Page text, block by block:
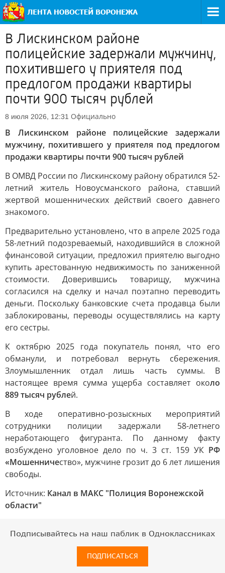
В Лискинском районе
полицейские задержали мужчину,
похитившего у приятеля под
предлогом продажи квартиры
почти 900 тысяч рублей
8 июля 2026, 12:31 Официально
В Лискинском районе полицейские задержали
мужчину, похитившего у приятеля под предлогом
продажи квартиры почти 900 тысяч рублей
В ОМВД России по Лискинскому району обратился 52-
летний житель Новоусманского района, ставший
жертвой мошеннических действий своего давнего
знакомого.
Предварительно установлено, что в апреле 2025 года
58-летний подозреваемый, находившийся в сложной
финансовой ситуации, предложил приятелю выгодно
купить арестованную недвижимость по заниженной
стоимости. Доверившись товарищу, мужчина
согласился на сделку и начал поэтапно переводить
деньги. Поскольку банковские счета продавца были
заблокированы, переводы осуществлялись на карту
его сестры.
К октябрю 2025 года покупатель понял, что его
обманули, и потребовал вернуть сбережения.
Злоумышленник отдал лишь часть суммы. В
настоящее время сумма ущерба составляет около
889 тысяч рублей.
В ходе оперативно-розыскных мероприятий
сотрудники полиции задержали 58-летнего
неработающего фигуранта. По данному факту
возбуждено уголовное дело по ч. 3 ст. 159 УК РФ
«Мошенничество», мужчине грозит до 6 лет лишения
свободы.
Источник: Канал в МАКС "Полиция Воронежской
области"
Подписывайтесь на наш паблик в Одноклассниках
ПОДПИСАТЬСЯ